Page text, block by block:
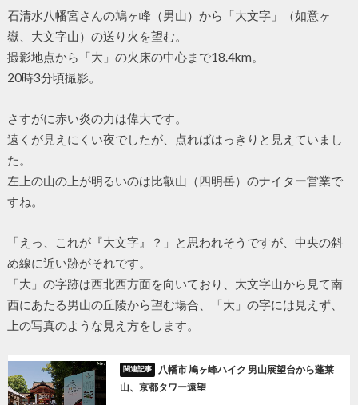
石清水八幡宮さんの鳩ヶ峰（男山）から「大文字」（如意ヶ
嶽、大文字山）の送り火を望む。
撮影地点から「大」の火床の中心まで18.4km。
20時3分頃撮影。
さすがに赤い炎の力は偉大です。
遠くが見えにくい夜でしたが、点ればはっきりと見えていまし
た。
左上の山の上が明るいのは比叡山（四明岳）のナイター営業で
すね。
「えっ、これが『大文字』？」と思われそうですが、中央の斜
め線に近い跡がそれです。
「大」の字跡は西北西方面を向いており、大文字山から見て南
西にあたる男山の丘陵から望む場合、「大」の字には見えず、
上の写真のような見え方をします。
八幡市 鳩ヶ峰ハイク 男山展望台から蓬莱
山、京都タワー遠望